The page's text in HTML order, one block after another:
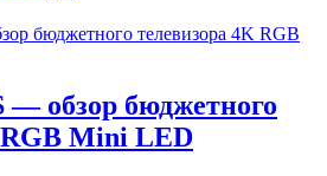
— обзор бюджетного
RGB Mini LED